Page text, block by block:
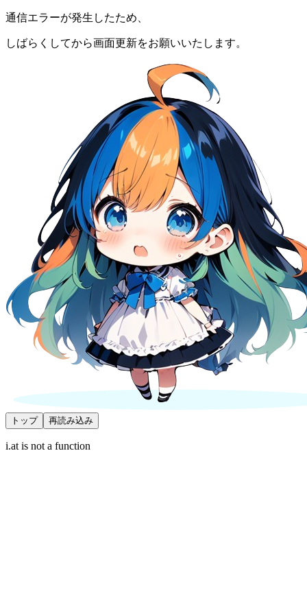
通信エラーが発生したため、
しばらくしてから画面更新をお願いいたします。
トップ 再読み込み
i.at is not a function